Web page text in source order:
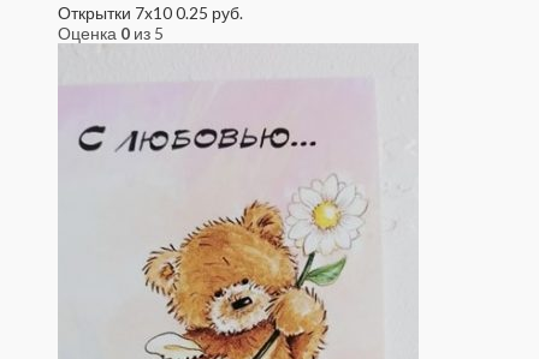
Открытки 7x100.25 руб.
Оценка 0 из 5